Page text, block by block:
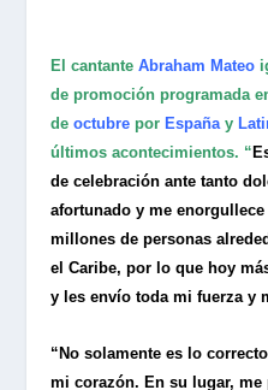
El cantanteAbraham Mateo
de promoción programada
deoctubre por Españay
últimos acontecimientos. “
de celebración ante tanto
afortunado y me
millones de personas
el Caribe, por lo que hoy
y les envío toda mi fuerza y
“No solamente es lo
mi corazón. En su lugar,